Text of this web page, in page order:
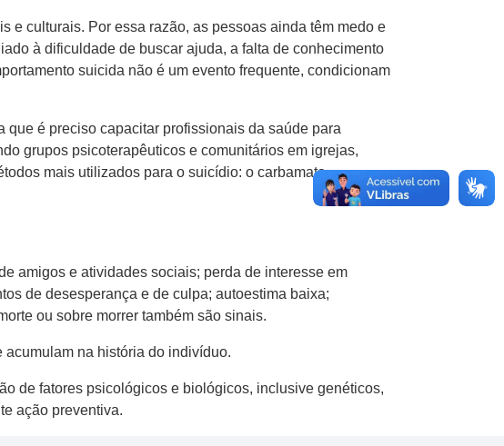
e culturais. Por essa razão, as pessoas ainda têm medo e
à dificuldade de buscar ajuda, a falta de conhecimento
suicida não é um evento frequente, condicionam
é preciso capacitar profissionais da saúde para
grupos psicoterapêuticos e comunitários em igrejas,
mais utilizados para o suicídio: o carbamato
amigos e atividades sociais; perda de interesse em
de desesperança e de culpa; autoestima baixa;
ou sobre morrer também são sinais.
acumulam na história do indivíduo.
de fatores psicológicos e biológicos, inclusive genéticos,
ação preventiva.